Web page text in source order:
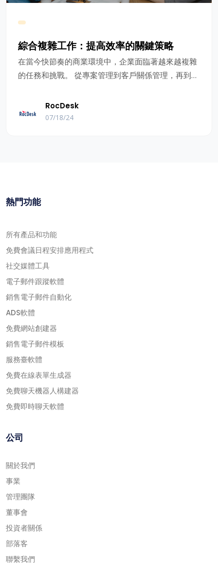
綜合複雜工作：提高效率的關鍵策略
在當今快節奏的商業環境中，企業面臨著越來越複雜
的任務和挑戰。 從專案管理到客戶關係管理，再到資
運營帶來巨大壓力。 如何綜合這些複雜的任務已成為
提高企業效率和競爭力的關鍵戰畧。
RocDesk
07/18/24
熱門功能
所有產品和功能
免費會議日程安排應用程式
社交媒體工具
電子郵件跟蹤軟體
銷售電子郵件自動化
ADS軟體
免費網站創建器
銷售電子郵件模板
服務臺軟體
免費在線表單生成器
免費聊天機器人構建器
免費即時聊天軟體
公司
關於我們
事業
管理團隊
董事會
投資者關係
部落客
聯繫我們